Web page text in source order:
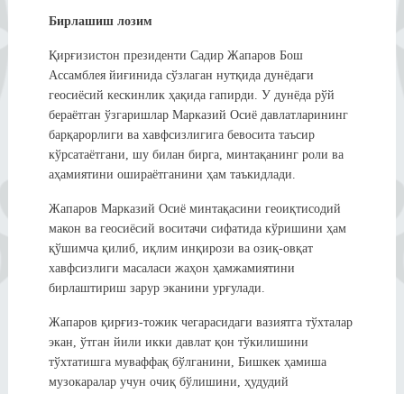
Бирлашиш лозим
Қирғизистон президенти Садир Жапаров Бош
Ассамблея йиғинида сўзлаган нутқида дунёдаги
геосиёсий кескинлик ҳақида гапирди. У дунёда рўй
бераётган ўзгаришлар Марказий Осиё давлатларининг
барқарорлиги ва хавфсизлигига бевосита таъсир
кўрсатаётгани, шу билан бирга, минтақанинг роли ва
аҳамиятини ошираётганини ҳам таъкидлади.
Жапаров Марказий Осиё минтақасини геоиқтисодий
макон ва геосиёсий воситачи сифатида кўришини ҳам
қўшимча қилиб, иқлим инқирози ва озиқ-овқат
хавфсизлиги масаласи жаҳон ҳамжамиятини
бирлаштириш зарур эканини урғулади.
Жапаров қирғиз-тожик чегарасидаги вазиятга тўхталар
экан, ўтган йили икки давлат қон тўкилишини
тўхтатишга муваффақ бўлганини, Бишкек ҳамиша
музокаралар учун очиқ бўлишини, ҳудудий